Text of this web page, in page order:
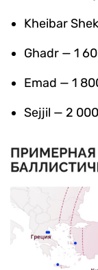
Kheibar
Ghadr — 1
Emad — 1
Sejjil — 2